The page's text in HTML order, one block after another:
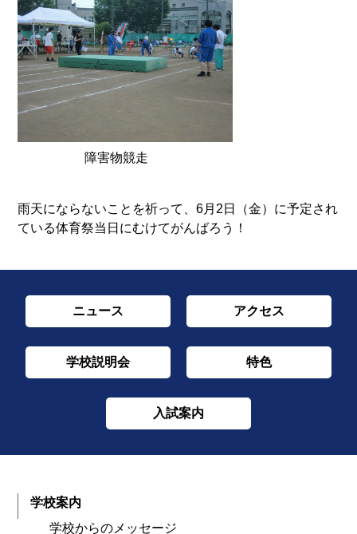
障害物競走
雨天にならないことを祈って、6月2日（金）に予定され
ている体育祭当日にむけてがんばろう！
ニュース アクセス
学校説明会 特色
入試案内
学校案内
学校からのメッセージ